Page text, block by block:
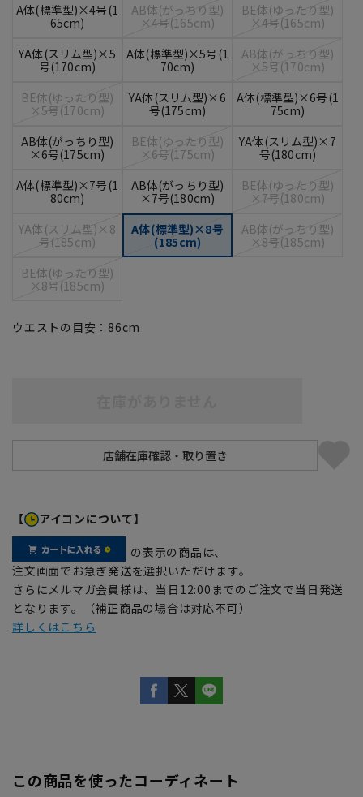
A体(標準型)×4号(1
65cm)
AB体(がっちり型)
×4号(165cm)
BE体(ゆったり型)
×4号(165cm)
YA体(スリム型)×5
号(170cm)
A体(標準型)×5号(1
70cm)
AB体(がっちり型)
×5号(170cm)
BE体(ゆったり型)
×5号(170cm)
YA体(スリム型)×6
号(175cm)
A体(標準型)×6号(1
75cm)
AB体(がっちり型)
×6号(175cm)
BE体(ゆったり型)
×6号(175cm)
YA体(スリム型)×7
号(180cm)
A体(標準型)×7号(1
80cm)
AB体(がっちり型)
×7号(180cm)
BE体(ゆったり型)
×7号(180cm)
YA体(スリム型)×8
号(185cm)
A体(標準型)×8号
(185cm)
AB体(がっちり型)
×8号(185cm)
BE体(ゆったり型)
×8号(185cm)
ウエストの目安： 86cm
【 アイコンについて】
の表示の商品は、
注文画面でお急ぎ発送を選択いただけます。
さらにメルマガ会員様は、当日12:00までのご注文で当日発送
となります。（補正商品の場合は対応不可）
詳しくはこちら
この商品を使ったコーディネート